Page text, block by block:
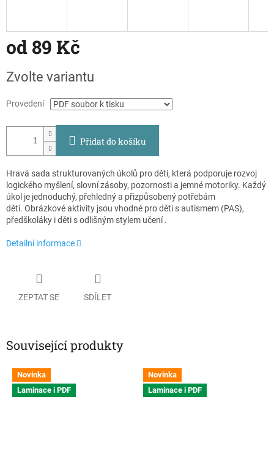
od 89 Kč
cena:
Zvolte variantu
Provedení
Přidat do košíku
Hravá sada strukturovaných úkolů pro děti, která podporuje rozvoj
logického myšlení, slovní zásoby, pozornosti a jemné motoriky. Každý
úkol je jednoduchý, přehledný a přizpůsobený potřebám
dětí. Obrázkové aktivity jsou vhodné pro děti s autismem (PAS),
předškoláky i děti s odlišným stylem učení .
Detailní informace
ZEPTAT SE SDÍLET
Související produkty
Novinka
Laminace i PDF
Novinka
Laminace i PDF